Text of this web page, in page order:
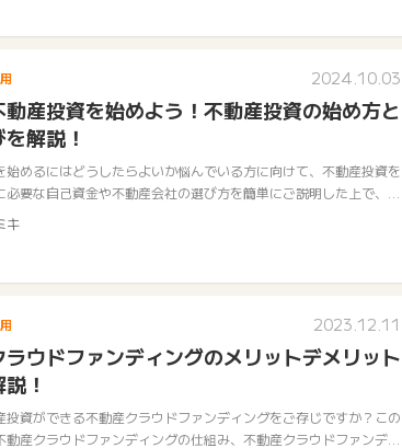
2024.10.03
動産投資を始めよう！不動産投資の始め方と
解説！
始めるにはどうしたらよいか悩んでいる方に向けて、不動産投資を
必要な自己資金や不動産会社の選び方を簡単にご説明した上で、不
者が気を付けるべきポイントやおすすめの不動産投資会社をご紹介
キ
2023.12.11
ウドファンディングのメリットデメリット
！
投資ができる不動産クラウドファンディングをご存じですか？この
動産クラウドファンディングの仕組み、不動産クラウドファンディ